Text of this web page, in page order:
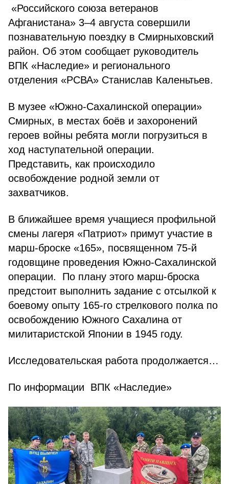
«Российского союза ветеранов
Афганистана» 3–4 августа совершили
познавательную поездку в Смирныховский
район. Об этом сообщает руководитель
ВПК «Наследие» и регионального
отделения «РСВА» Станислав Каленьтьев.
В музее «Южно-Сахалинской операции»
Смирных, в местах боёв и захоронений
героев войны ребята могли погрузиться в
ход наступательной операции.
Представить, как происходило
освобождение родной земли от
захватчиков.
В ближайшее время учащиеся профильной
смены лагеря «Патриот» примут участие в
марш-броске «165», посвященном 75-й
годовщине проведения Южно-Сахалинской
операции. По плану этого марш-броска
предстоит выполнить задание с отсылкой к
боевому опыту 165-го стрелкового полка по
освобождению Южного Сахалина от
милитаристской Японии в 1945 году.
Исследовательская работа продолжается…
По информации ВПК «Наследие»